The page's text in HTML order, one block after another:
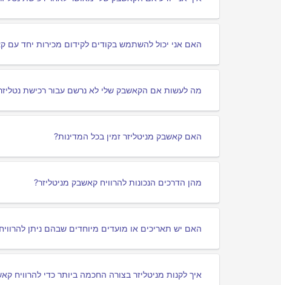
האם אני יכול להשתמש בקודים לקידום מכירות יחד עם
מה לעשות אם הקאשבק שלי לא נרשם עבור רכישת
האם קאשבק מניטליזר זמין בכל המדינות?
מהן הדרכים הנכונות להרוויח קאשבק מניטליזר?
האם יש תאריכים או מועדים מיוחדים שבהם ניתן
איך לקנות מניטליזר בצורה החכמה ביותר כדי להרוויח